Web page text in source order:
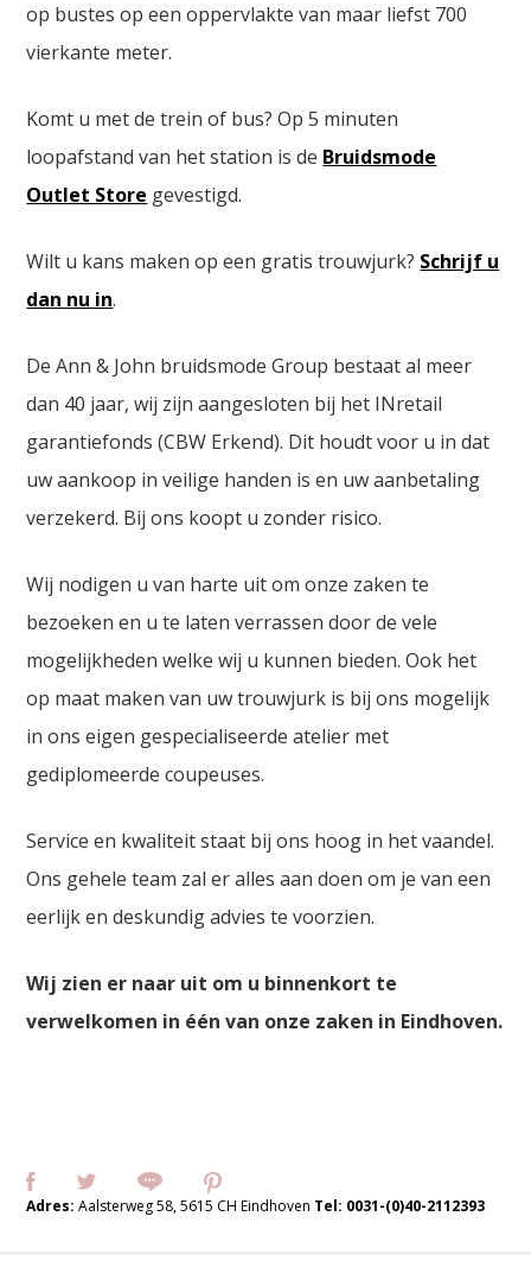
op bustes op een oppervlakte van maar liefst 700
vierkante meter.
Komt u met de trein of bus? Op 5 minuten
loopafstand van het station is de Bruidsmode
Outlet Store gevestigd.
Wilt u kans maken op een gratis trouwjurk? Schrijf u
dan nu in.
De Ann & John bruidsmode Group bestaat al meer
dan 40 jaar, wij zijn aangesloten bij het INretail
garantiefonds (CBW Erkend). Dit houdt voor u in dat
uw aankoop in veilige handen is en uw aanbetaling
verzekerd. Bij ons koopt u zonder risico.
Wij nodigen u van harte uit om onze zaken te
bezoeken en u te laten verrassen door de vele
mogelijkheden welke wij u kunnen bieden. Ook het
op maat maken van uw trouwjurk is bij ons mogelijk
in ons eigen gespecialiseerde atelier met
gediplomeerde coupeuses.
Service en kwaliteit staat bij ons hoog in het vaandel.
Ons gehele team zal er alles aan doen om je van een
eerlijk en deskundig advies te voorzien.
Wij zien er naar uit om u binnenkort te
verwelkomen in één van onze zaken in Eindhoven.
Adres:Aalsterweg 58, 5615 CH Eindhoven Tel: 0031-(0)40-2112393